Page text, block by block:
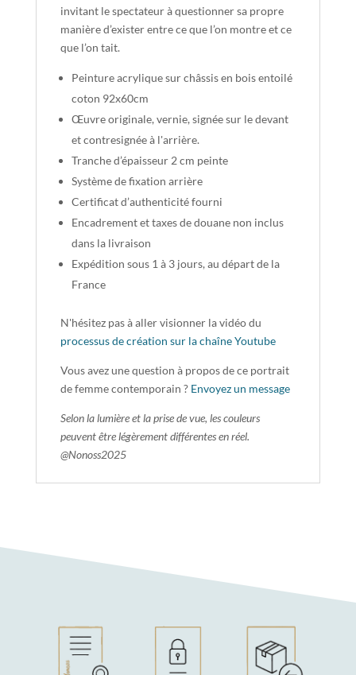
invitant le spectateur à questionner sa propre
manière d’exister entre ce que l’on montre et ce
que l’on tait.
Peinture acrylique sur châssis en bois entoilé
coton 92x60cm
Œuvre originale, vernie, signée sur le devant
et contresignée à l'arrière.
Tranche d’épaisseur 2 cm peinte
Système de fixation arrière
Certificat d’authenticité fourni
Encadrement et taxes de douane non inclus
dans la livraison
Expédition sous 1 à 3 jours, au départ de la
France
N'hésitez pas à aller visionner la vidéo du
processus de création sur la chaîne Youtube
Vous avez une question à propos de ce portrait
de femme contemporain ? Envoyez un message
Selon la lumière et la prise de vue, les couleurs
peuvent être légèrement différentes en réel.
@Nonoss2025